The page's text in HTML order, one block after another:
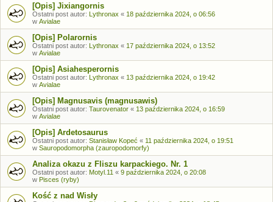
[Opis] Jixiangornis
Ostatni post autor: Lythronax « 18 października 2024, o 06:56
w Avialae
[Opis] Polarornis
Ostatni post autor: Lythronax « 17 października 2024, o 13:52
w Avialae
[Opis] Asiahesperornis
Ostatni post autor: Lythronax « 13 października 2024, o 19:42
w Avialae
[Opis] Magnusavis (magnusawis)
Ostatni post autor: Taurovenator « 13 października 2024, o 16:59
w Avialae
[Opis] Ardetosaurus
Ostatni post autor: Stanisław Kopeć « 11 października 2024, o 19:51
w Sauropodomorpha (zauropodomorfy)
Analiza okazu z Fliszu karpackiego. Nr. 1
Ostatni post autor: Motyl.11 « 9 października 2024, o 20:08
w Pisces (ryby)
Kość z nad Wisły